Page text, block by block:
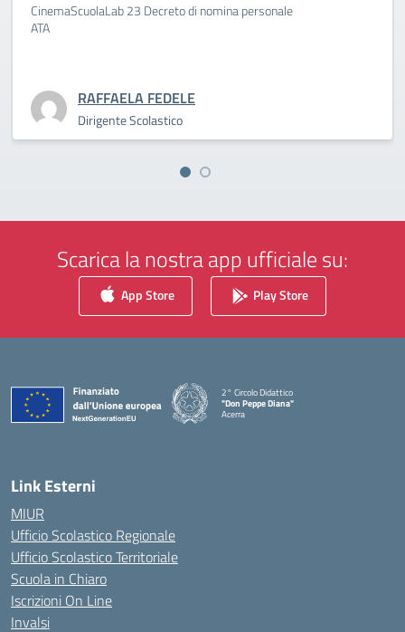
CinemaScuolaLab 23 Decreto di nomina personale
ATA
RAFFAELA FEDELE
Dirigente Scolastico
Scarica la nostra app ufficiale su:
App Store Play Store
2° Circolo Didattico
"Don Peppe Diana"
Acerra
Link Esterni
MIUR
Ufficio Scolastico Regionale
Ufficio Scolastico Territoriale
Scuola in Chiaro
Iscrizioni On Line
Invalsi